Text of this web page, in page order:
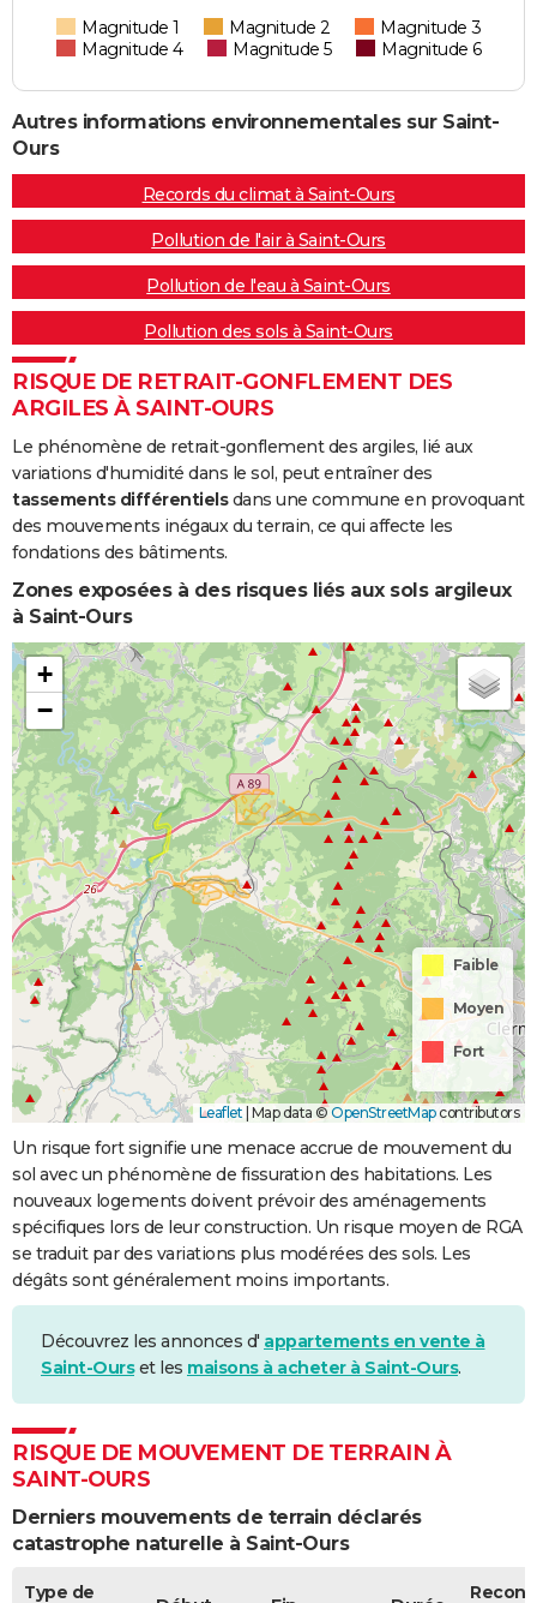
Magnitude 1 Magnitude 2
Magnitude 3
Magnitude 4
Magnitude 5 Magnitude 6
Autres informations environnementales sur Saint-
Ours
Records du climat à Saint-Ours
Pollution de l'air à Saint-Ours
Pollution de l'eau à Saint-Ours
Pollution des sols à Saint-Ours
RISQUE DE RETRAIT-GONFLEMENT DES
ARGILES À SAINT-OURS
Le phénomène de retrait-gonflement des argiles, lié aux
variations d'humidité dans le sol, peut entraîner des
tassements différentielsdans une commune en provoquant
des mouvements inégaux du terrain, ce qui affecte les
fondations des bâtiments.
Zones exposées à des risques liés aux sols argileux
à Saint-Ours
+
−
Faible
Moyen
Fort
Leaflet Map data ©OpenStreetMapcontributors
Un risque fort signifie une menace accrue de mouvement du
sol avec un phénomène de fissuration des habitations. Les
nouveaux logements doivent prévoir des aménagements
spécifiques lors de leur construction. Un risque moyen de RGA
se traduit par des variations plus modérées des sols. Les
dégâts sont généralement moins importants.
Découvrez les annonces d' appartements en vente à
Saint-Ourset les maisons à acheter à Saint-Ours.
RISQUE DE MOUVEMENT DE TERRAIN À
SAINT-OURS
Derniers mouvements de terrain déclarés
catastrophe naturelle à Saint-Ours
Type de